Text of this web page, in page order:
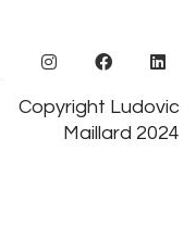
Copyright Ludovic
Maillard 2024